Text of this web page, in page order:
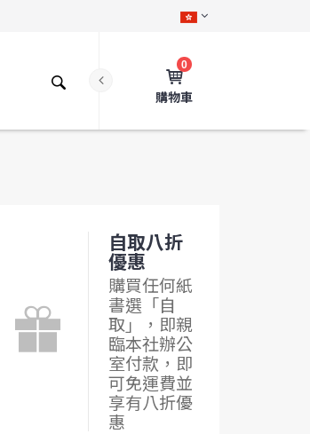
0
購物車
自取八折
優惠
購買任何紙
書選「自
取」，即親
臨本社辦公
室付款，即
可免運費並
享有八折優
惠